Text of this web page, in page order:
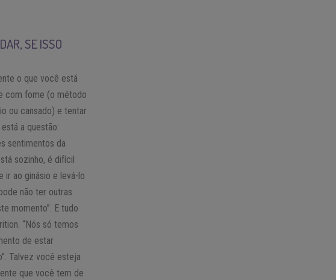
SE ISSO
o que você está
com fome (o método
ou cansado) e tentar
a questão:
sentimentos da
sozinho, é difícil
ir ao ginásio e levá-lo
não ter outras
momento”. E tudo
“Nós só temos
de estar
Talvez você esteja
que você tem de